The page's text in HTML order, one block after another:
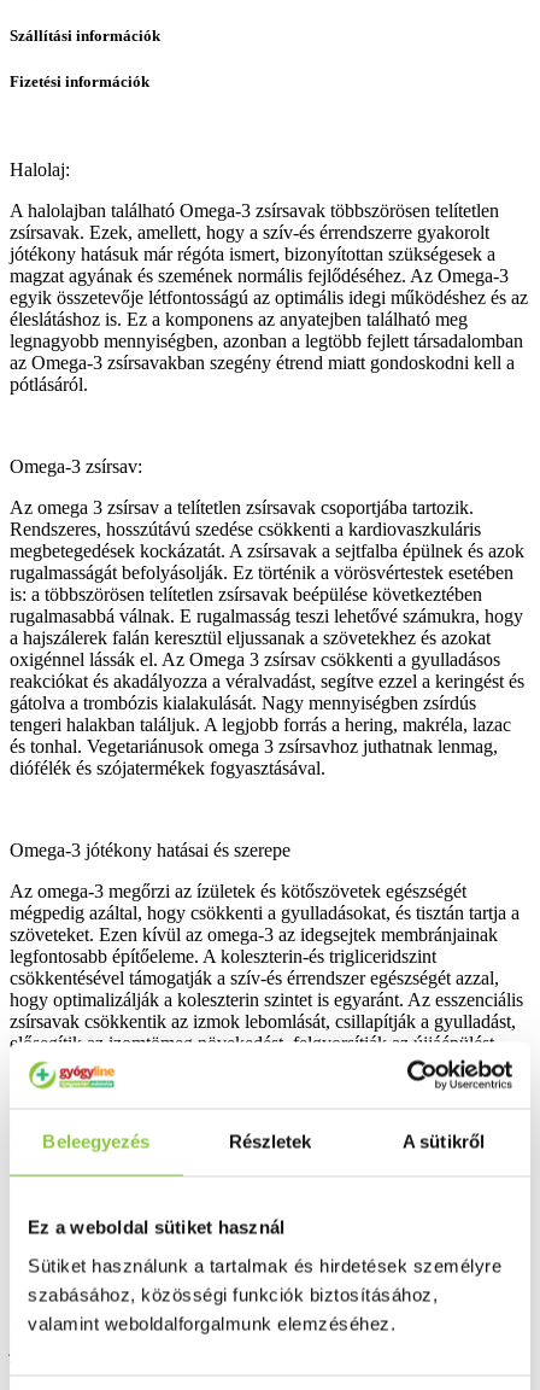
Beleegyezés Részletek A sütikről
Ez a weboldal sütiket használ
Sütiket használunk a tartalmak és hirdetések személyre
szabásához, közösségi funkciók biztosításához,
valamint weboldalforgalmunk elemzéséhez.
Szállítási információk
Fizetési információk
Halolaj:
A halolajban található Omega-3 zsírsavak többszörösen telítetlen
zsírsavak. Ezek, amellett, hogy a szív-és érrendszerre gyakorolt
jótékony hatásuk már régóta ismert, bizonyítottan szükségesek a
magzat agyának és szemének normális fejlődéséhez. Az Omega-3
egyik összetevője létfontosságú az optimális idegi működéshez és az
éleslátáshoz is. Ez a komponens az anyatejben található meg
legnagyobb mennyiségben, azonban a legtöbb fejlett társadalomban
az Omega-3 zsírsavakban szegény étrend miatt gondoskodni kell a
pótlásáról.
Omega-3 zsírsav:
Az omega 3 zsírsav a telítetlen zsírsavak csoportjába tartozik.
Rendszeres, hosszútávú szedése csökkenti a kardiovaszkuláris
megbetegedések kockázatát. A zsírsavak a sejtfalba épülnek és azok
rugalmasságát befolyásolják. Ez történik a vörösvértestek esetében
is: a többszörösen telítetlen zsírsavak beépülése következtében
rugalmasabbá válnak. E rugalmasság teszi lehetővé számukra, hogy
a hajszálerek falán keresztül eljussanak a szövetekhez és azokat
oxigénnel lássák el. Az Omega 3 zsírsav csökkenti a gyulladásos
reakciókat és akadályozza a véralvadást, segítve ezzel a keringést és
gátolva a trombózis kialakulását. Nagy mennyiségben zsírdús
tengeri halakban találjuk. A legjobb forrás a hering, makréla, lazac
és tonhal. Vegetariánusok omega 3 zsírsavhoz juthatnak lenmag,
diófélék és szójatermékek fogyasztásával.
Omega-3 jótékony hatásai és szerepe
Az omega-3 megőrzi az ízületek és kötőszövetek egészségét
mégpedig azáltal, hogy csökkenti a gyulladásokat, és tisztán tartja a
szöveteket. Ezen kívül az omega-3 az idegsejtek membránjainak
legfontosabb építőeleme. A koleszterin-és trigliceridszint
csökkentésével támogatják a szív-és érrendszer egészségét azzal,
hogy optimalizálják a koleszterin szintet is egyaránt. Az esszenciális
zsírsavak csökkentik az izmok lebomlását, csillapítják a gyulladást,
elősegítik az izomtömeg növekedést, felgyorsítják az újjáépülést,
támogatják az optimális hormontermelést, illetve elősegítik a
kötőszövetek és az ízületek egészségét.
Omega-3 zsírsavak 1 kapszulában
DHA (Omega-3) 200 mg
Alkalmazási javaslat: Felnőttek számára napi 1 kapszula szedését